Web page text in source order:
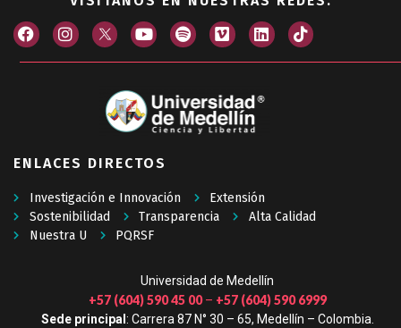
ENLACES DIRECTOS
Investigación e Innovación
Extensión
Sostenibilidad
Transparencia
Alta Calidad
Nuestra U
PQRSF
Universidad de Medellín
+57 (604) 590 45 00– +57 (604) 590 6999
Sede principal : Carrera 87 N° 30 – 65, Medellín – Colombia.